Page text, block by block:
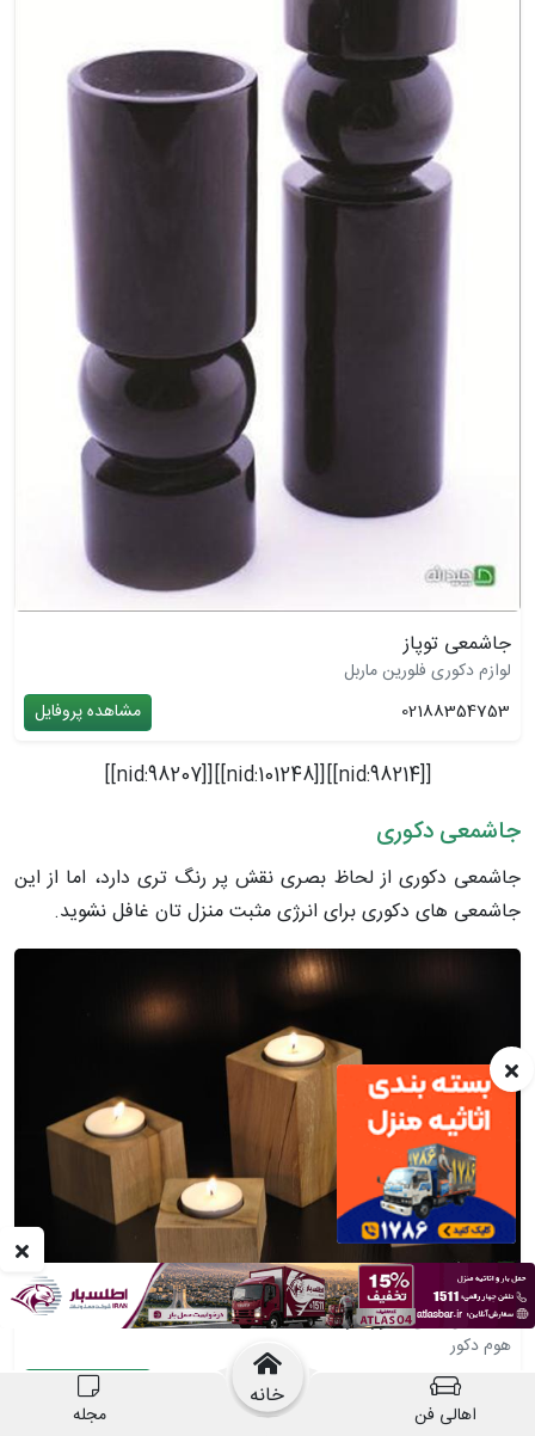
مجله
خانه
اهالی فن
جاشمعی توپاز
لوازم دکوری فلورین ماربل
02188354753
مشاهده پروفایل
[[nid:98214]][[nid:101248]][[nid:98207]]
جاشمعی دکوری
جاشمعی دکوری از لحاظ بصری نقش پر رنگ تری دارد، اما از این
جاشمعی های دکوری برای انرژی مثبت منزل تان غافل نشوید.
شمعدان های دکوراتیو
هوم دکور
02126701486
مشاهده پروفایل